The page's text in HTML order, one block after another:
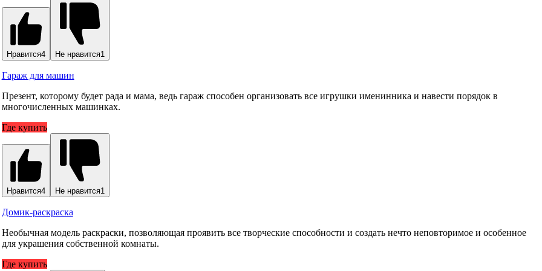
Нравится4 Не нравится1
Гараж для машин
Презент, которому будет рада и мама, ведь гараж способен организовать все игрушки именинника и навести порядок в
многочисленных машинках.
Где купить
Нравится4 Не нравится1
Домик-раскраска
Необычная модель раскраски, позволяющая проявить все творческие способности и создать нечто неповторимое и особенное
для украшения собственной комнаты.
Где купить